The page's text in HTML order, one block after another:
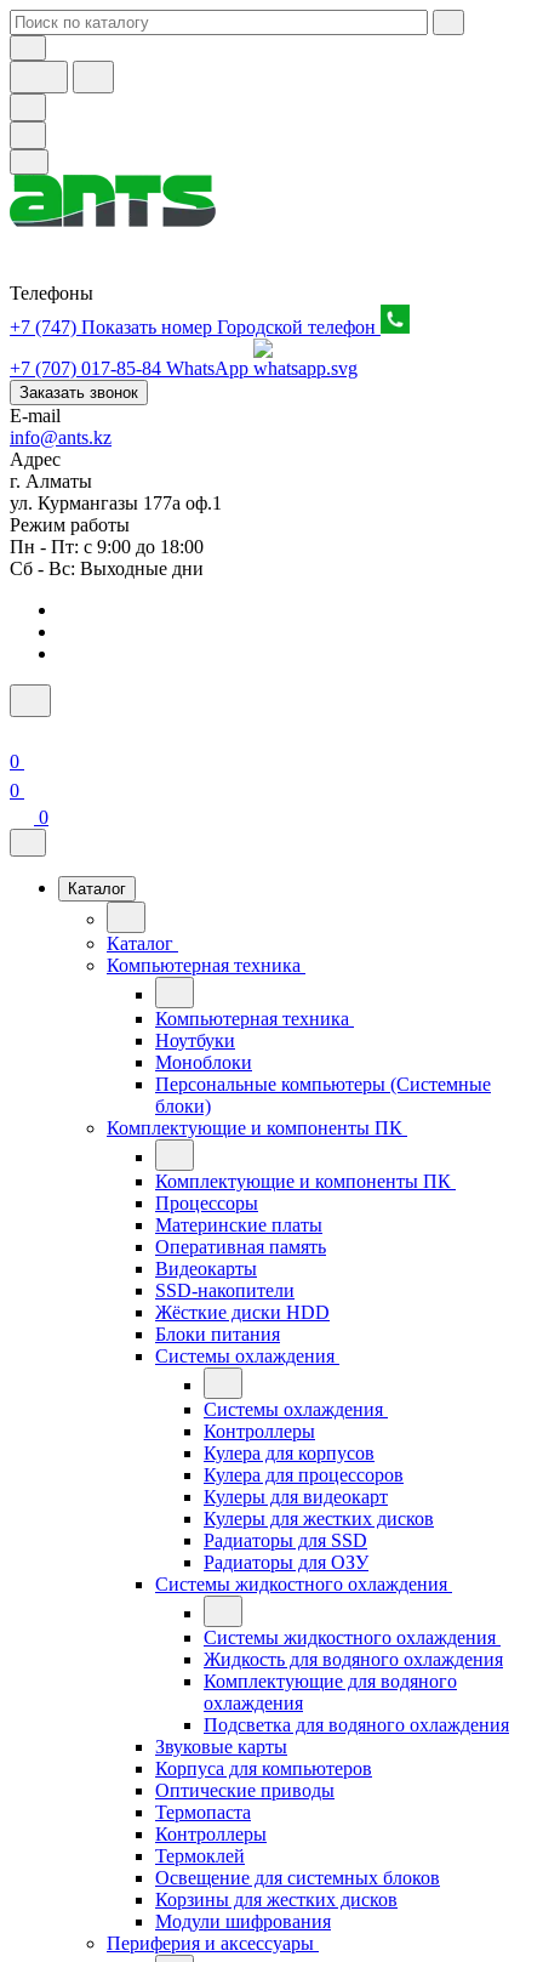
Телефоны
+7 (747) Показать номер Городской телефон
+7 (707) 017-85-84 WhatsApp
Заказать звонок
E-mail
info@ants.kz
Адрес
г. Алматы
ул. Курмангазы 177а оф.1
Режим работы
Пн - Пт: с 9:00 до 18:00
Сб - Вс: Выходные дни
0
0
0
Каталог
Каталог
Компьютерная техника
Компьютерная техника
Ноутбуки
Моноблоки
Персональные компьютеры (Системные
блоки)
Комплектующие и компоненты ПК
Комплектующие и компоненты ПК
Процессоры
Материнские платы
Оперативная память
Видеокарты
SSD-накопители
Жёсткие диски HDD
Блоки питания
Системы охлаждения
Системы охлаждения
Контроллеры
Кулера для корпусов
Кулера для процессоров
Кулеры для видеокарт
Кулеры для жестких дисков
Радиаторы для SSD
Радиаторы для ОЗУ
Системы жидкостного охлаждения
Системы жидкостного охлаждения
Жидкость для водяного охлаждения
Комплектующие для водяного
охлаждения
Подсветка для водяного охлаждения
Звуковые карты
Корпуса для компьютеров
Оптические приводы
Термопаста
Контроллеры
Термоклей
Освещение для системных блоков
Корзины для жестких дисков
Модули шифрования
Периферия и аксессуары